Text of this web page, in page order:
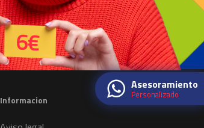
Informacion
Asesoramiento
Personalizado